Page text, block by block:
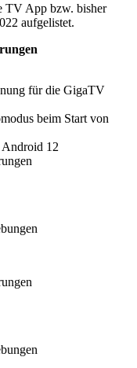
TV App bzw. bisher
aufgelistet.
für die GigaTV
beim Start von
12